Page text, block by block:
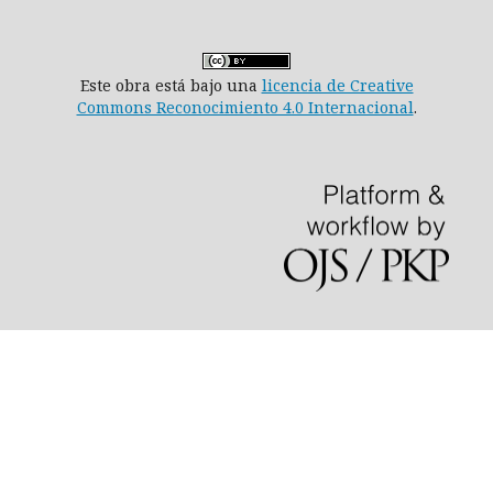
Este obra está bajo una licencia de Creative
Commons Reconocimiento 4.0 Internacional.